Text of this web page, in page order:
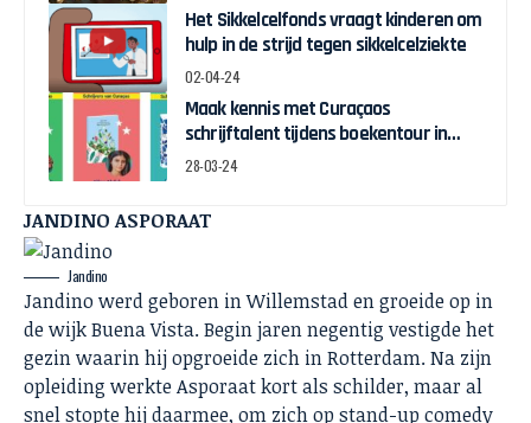
Het Sikkelcelfonds vraagt kinderen om
hulp in de strijd tegen sikkelcelziekte
02-04-24
Maak kennis met Curaçaos
schrijftalent tijdens boekentour in
april
28-03-24
JANDINO ASPORAAT
Jandino
Jandino werd geboren in Willemstad en groeide op in
de wijk Buena Vista. Begin jaren negentig vestigde het
gezin waarin hij opgroeide zich in Rotterdam. Na zijn
opleiding werkte Asporaat kort als schilder, maar al
snel stopte hij daarmee, om zich op stand-up comedy